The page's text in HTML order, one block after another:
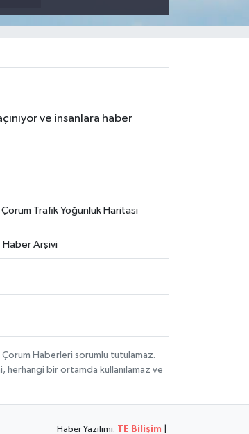
ve insanlara haber
Çorum Trafik Yoğunluk Haritası
Haber Arşivi
Çorum Haberleri sorumlu tutulamaz.
herhangi bir ortamda kullanılamaz ve
Haber Yazılımı: TE Bilişim